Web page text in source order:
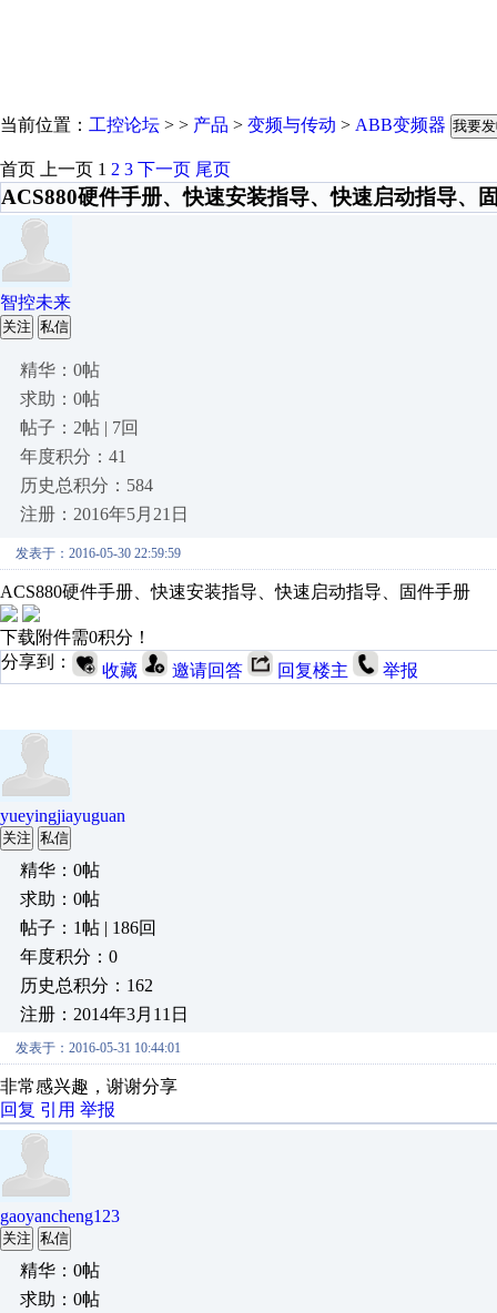
当前位置： 工控论坛 > > 产品 > 变频与传动 > ABB变频器 我要
首页 上一页 1 2 3 下一页 尾页
ACS880硬件手册、快速安装指导、快速启动指导、
智控未来
关注 私信
精华：0帖
求助：0帖
帖子：2帖 | 7回
年度积分：41
历史总积分：584
注册：2016年5月21日
发表于：2016-05-30 22:59:59
ACS880硬件手册、快速安装指导、快速启动指导、固件手册
下载附件需0积分！
分享到：
收藏 邀请回答 回复楼主 举报
yueyingjiayuguan
关注 私信
精华：0帖
求助：0帖
帖子：1帖 | 186回
年度积分：0
历史总积分：162
注册：2014年3月11日
发表于：2016-05-31 10:44:01
非常感兴趣，谢谢分享
回复 引用 举报
gaoyancheng123
关注 私信
精华：0帖
求助：0帖